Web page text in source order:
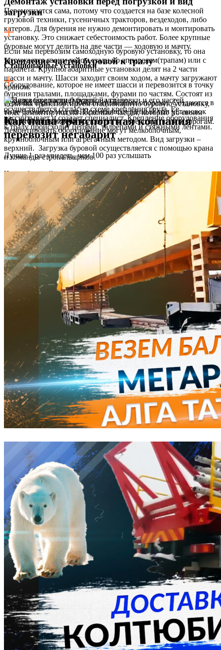
Перемещается сама, потому что создается на базе колесной
грузовой техники, гусеничных тракторов, вездеходов, либо
катеров. Для бурения не нужно демонтировать и монтировать
установку. Это снижает себестоимость работ. Более крупные
буровые могут делить на две части — ходовую и мачту.
Стационарные установки
Оборудование, которое не имеет шасси и перевозится в точку
бурения тралами, площадками, фурами по частям. Состоят из
буровых агрегатов с дополнительными опорами. Создаются в
виде блочного модуля. Применяется данный тип установок
при нефте и газодобыче.
загрузки
Если мы перевозим самоходную буровую установку, то она
загружается своим ходом сзади по аппарелям(трапам) или с
парапета. Крупногабаритные установки делят на 2 части
шасси и мачту. Шасси заходит своим ходом, а мачту загружают
краном.
Если мы транспортируем стационарную буровую установку,
то ее демонтируют на несколько частей, которые по своим
габаритам позволяют осуществить перевозку по автодорогам.
Демонтировать оборудование могут мелкоблочным,
крупноблочным или агрегатным методом. Вид загрузки –
верхний. Загрузка буровой осуществляется с помощью крана
и команды стропальщиков.
Части буровой должны быть равномерно распределены на
трале при загрузке, так чтобы нагрузка на оси трала и тягача
были одинаковыми. В противном случае это черевато
поломкой трала.
Крепление частей буровой к тралу
Обвязка (крепление) буровой установки и его частей
осуществляется согласно схеме крепления груза. Ее
рассчитывает и создает специалист. Крепление оборудования
к тралу происходит цепями, талрепами и стяжными лентами.
Как наша транспортная компания
перевозит негабарит
Лучше 1 раз увидеть, чем 100 раз услышать